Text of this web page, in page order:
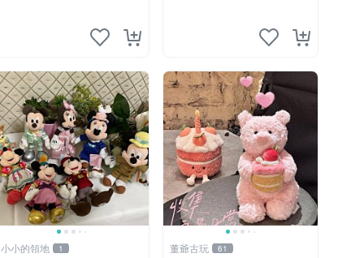
小小的領地 1 董爺古玩 61